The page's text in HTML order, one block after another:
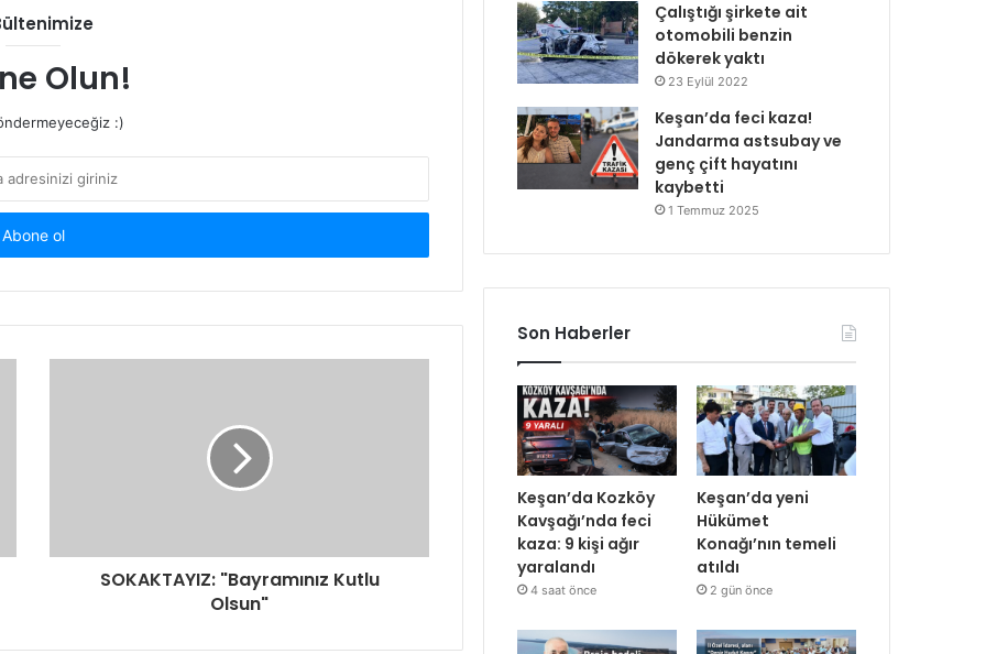
Olun!
:)
SOKAKTAYIZ: "Bayramınız Kutlu
Olsun"
Çalıştığı şirkete ait
otomobili benzin
dökerek yaktı
23 Eylül 2022
Keşan’da feci kaza!
Jandarma astsubay ve
genç çift hayatını
kaybetti
1 Temmuz 2025
Son Haberler
Keşan’da Kozköy
Kavşağı’nda feci
kaza: 9 kişi ağır
yaralandı
4 saat önce
Keşan’da yeni
Hükümet
Konağı’nın temeli
atıldı
2 gün önce